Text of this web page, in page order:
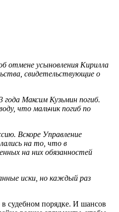
отмене усыновления Кирилла
свидетельствующие о
года Максим Кузьмин погиб.
что мальчик погиб по
Вскоре Управление
на то, что в
на них обязанностей
иски, но каждый раз
судебном порядке. И шансов